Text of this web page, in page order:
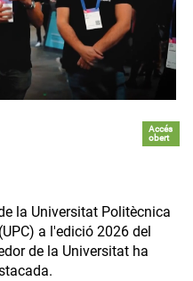
Accés
obert
la Universitat Politècnica
a l'edició 2026 del
de la Universitat ha